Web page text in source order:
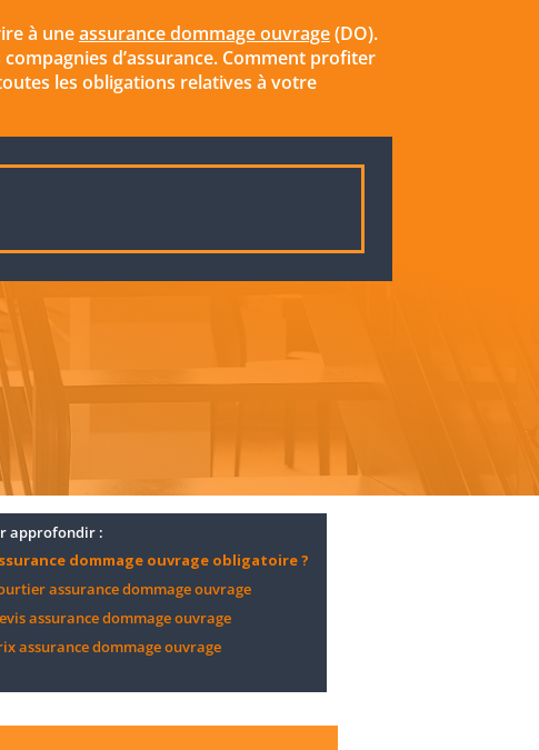
à uneassurance dommage ouvrage(DO).
d’assurance. Comment profiter
les obligations relatives à votre
approfondir :
dommage ouvrage obligatoire ?
assurance dommage ouvrage
assurance dommage ouvrage
assurance dommage ouvrage